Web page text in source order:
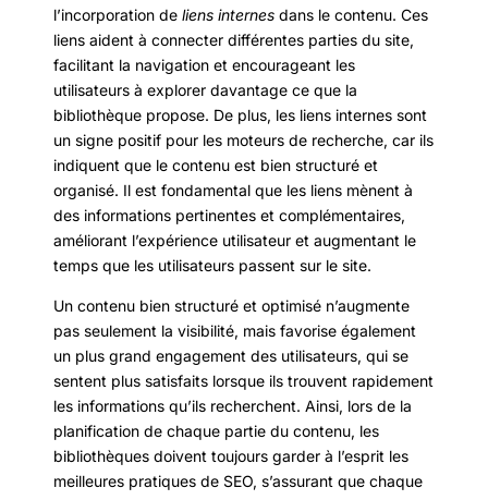
l’incorporation de liens internes dans le contenu. Ces
liens aident à connecter différentes parties du site,
facilitant la navigation et encourageant les
utilisateurs à explorer davantage ce que la
bibliothèque propose. De plus, les liens internes sont
un signe positif pour les moteurs de recherche, car ils
indiquent que le contenu est bien structuré et
organisé. Il est fondamental que les liens mènent à
des informations pertinentes et complémentaires,
améliorant l’expérience utilisateur et augmentant le
temps que les utilisateurs passent sur le site.
Un contenu bien structuré et optimisé n’augmente
pas seulement la visibilité, mais favorise également
un plus grand engagement des utilisateurs, qui se
sentent plus satisfaits lorsque ils trouvent rapidement
les informations qu’ils recherchent. Ainsi, lors de la
planification de chaque partie du contenu, les
bibliothèques doivent toujours garder à l’esprit les
meilleures pratiques de SEO, s’assurant que chaque